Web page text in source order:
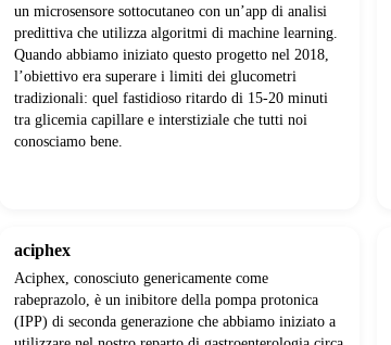
un microsensore sottocutaneo con un’app di analisi
predittiva che utilizza algoritmi di machine learning.
Quando abbiamo iniziato questo progetto nel 2018,
l’obiettivo era superare i limiti dei glucometri
tradizionali: quel fastidioso ritardo di 15-20 minuti
tra glicemia capillare e interstiziale che tutti noi
conosciamo bene.
aciphex
Aciphex, conosciuto genericamente come
rabeprazolo, è un inibitore della pompa protonica
(IPP) di seconda generazione che abbiamo iniziato a